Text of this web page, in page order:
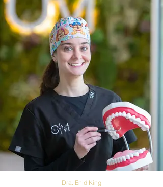
Dra. Enid King